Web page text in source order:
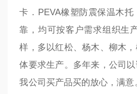
卡．PEVA橡塑防震保温木
靠，均可按客户需求组织生
样，多以红松、杨木、柳木
体要求生产。多年来，公司
我公司买产品买的放心，满意